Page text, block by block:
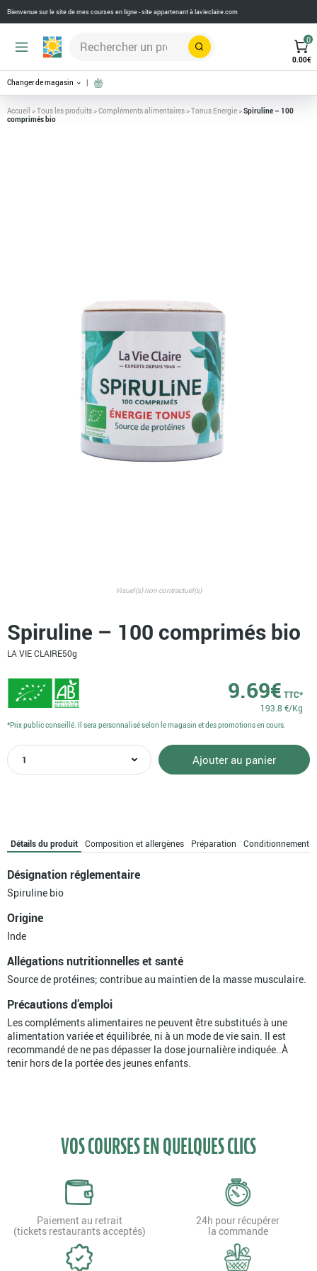
Bienvenue sur le site de mes courses en ligne - site appartenant àlavieclaire.com
Rechercher
0
0.00€
Changer de magasin
Accueil >Tous les produits>Compléments alimentaires>Tonus Energie>Spiruline – 100
comprimés bio
Visuel(s) non contractuel(s)
Spiruline – 100 comprimés bio
LA VIE CLAIRE50g
9.69€ TTC*
193.8 €/Kg
quantité
de
bio
Ajouter au panier
*Prix public conseillé. Il sera personnalisé selon le magasin et des promotions en cours.
Détails du produit Composition et allergènes Préparation Conditionnement
Désignation réglementaire
Spiruline bio
Origine
Inde
Allégations nutritionnelles et santé
Source de protéines; contribue au maintien de la masse musculaire.
Précautions d’emploi
Les compléments alimentaires ne peuvent être substitués à une
alimentation variée et équilibrée, ni à un mode de vie sain. Il est
recommandé de ne pas dépasser la dose journalière indiquée..À
tenir hors de la portée des jeunes enfants.
VOS COURSES EN QUELQUES CLICS
Paiement au retrait
(tickets restaurants acceptés)
24h pour récupérer
la commande